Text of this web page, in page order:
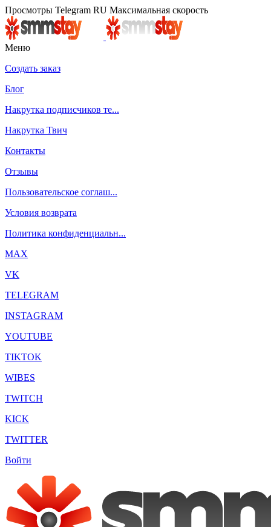
Просмотры Telegram RU Максимальная скорость
Меню
Создать заказ
Блог
Накрутка подписчиков те...
Накрутка Твич
Контакты
Отзывы
Пользовательское соглаш...
Условия возврата
Политика конфиденциальн...
MAX
VK
TELEGRAM
INSTAGRAM
YOUTUBE
TIKTOK
WIBES
TWITCH
KICK
TWITTER
Войти